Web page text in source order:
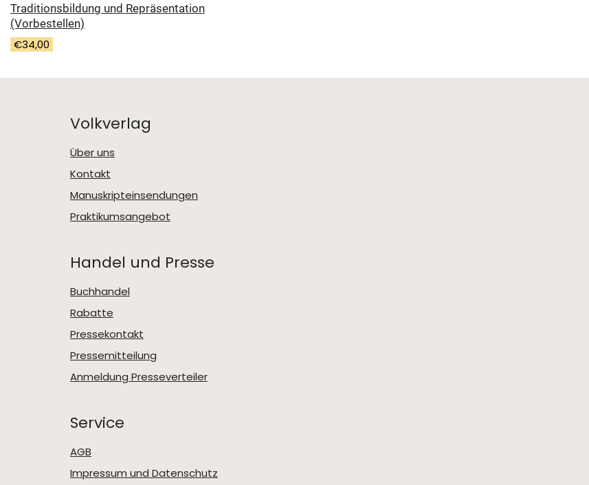
Traditionsbildung und Repräsentation
(Vorbestellen)
€34,00
Volkverlag
Über uns
Kontakt
Manuskripteinsendungen
Praktikumsangebot
Handel und Presse
Buchhandel
Rabatte
Pressekontakt
Pressemitteilung
Anmeldung Presseverteiler
Service
AGB
Impressum und Datenschutz